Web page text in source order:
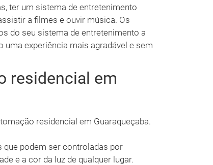
ter um sistema de entretenimento
a filmes e ouvir música. Os
do seu sistema de entretenimento a
experiência mais agradável e sem
residencial em
residencial em Guaraqueçaba.
que podem ser controladas por
e a cor da luz de qualquer lugar.